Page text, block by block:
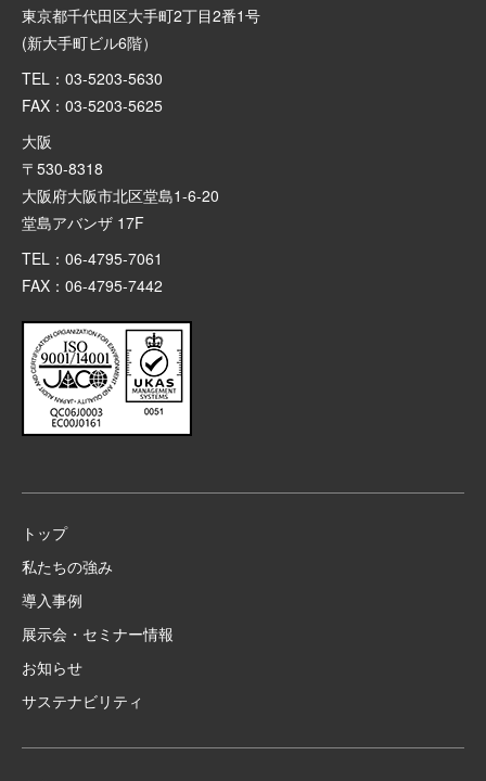
東京都千代田区大手町2丁目2番1号
(新大手町ビル6階）
TEL：03-5203-5630
FAX：03-5203-5625
大阪
〒530-8318
大阪府大阪市北区堂島1-6-20
堂島アバンザ 17F
TEL：06-4795-7061
FAX：06-4795-7442
トップ
私たちの強み
導入事例
展示会・セミナー情報
お知らせ
サステナビリティ